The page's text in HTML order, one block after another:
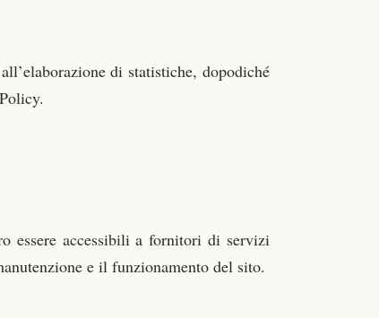
di statistiche, dopodiché
essere accessibili a fornitori di servizi
e il funzionamento del sito.